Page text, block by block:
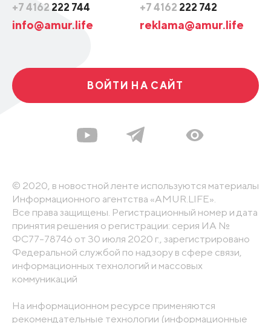
+7 4162 222 744
info@amur.life
+7 4162 222 742
reklama@amur.life
ВОЙТИ НА САЙТ
© 2020, в новостной ленте используются материалы
Информационного агентства «AMUR.LIFE».
Все права защищены. Регистрационный номер и дата
принятия решения о регистрации: серия ИА №
ФС77-78746 от 30 июля 2020 г., зарегистрировано
Федеральной службой по надзору в сфере связи,
информационных технологий и массовых
коммуникаций
На информационном ресурсе применяются
рекомендательные технологии (информационные